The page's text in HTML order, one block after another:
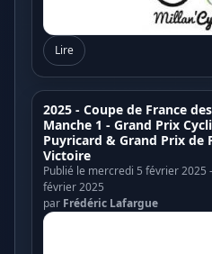
Lire
2025 - Coupe de France
Manche 1 - Grand Prix
Puyricard & Grand Prix de
Victoire
Publié le mercredi 5 février
février 2025
par Frédéric Lafargue